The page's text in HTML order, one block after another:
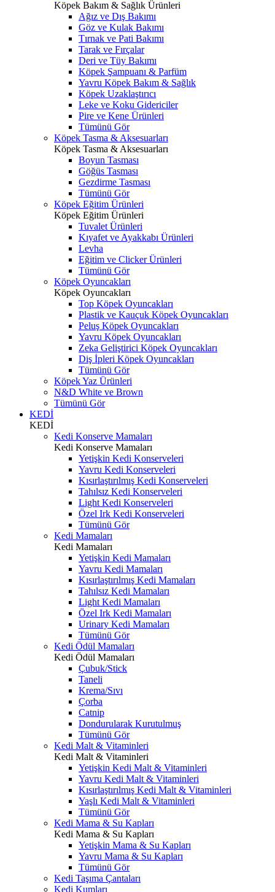
Köpek Bakım & Sağlık Ürünleri
Ağız ve Dış Bakımı
Göz ve Kulak Bakımı
Tırnak ve Pati Bakımı
Tarak ve Fırçalar
Deri ve Tüy Bakımı
Köpek Şampuanı & Parfüm
Yavru Köpek Bakım & Sağlık
Köpek Uzaklaştırıcı
Leke ve Koku Gidericiler
Pire ve Kene Ürünleri
Tümünü Gör
Köpek Tasma & Aksesuarları
Köpek Tasma & Aksesuarları
Boyun Tasması
Göğüs Tasması
Gezdirme Tasması
Tümünü Gör
Köpek Eğitim Ürünleri
Köpek Eğitim Ürünleri
Tuvalet Ürünleri
Kıyafet ve Ayakkabı Ürünleri
Levha
Eğitim ve Clicker Ürünleri
Tümünü Gör
Köpek Oyuncakları
Köpek Oyuncakları
Top Köpek Oyuncakları
Plastik ve Kauçuk Köpek Oyuncakları
Peluş Köpek Oyuncakları
Yavru Köpek Oyuncakları
Zeka Geliştirici Köpek Oyuncakları
Diş İpleri Köpek Oyuncakları
Tümünü Gör
Köpek Yaz Ürünleri
N&D White ve Brown
Tümünü Gör
KEDİ
KEDİ
Kedi Konserve Mamaları
Kedi Konserve Mamaları
Yetişkin Kedi Konserveleri
Yavru Kedi Konserveleri
Kısırlaştırılmış Kedi Konserveleri
Tahılsız Kedi Konserveleri
Light Kedi Konserveleri
Özel Irk Kedi Konserveleri
Tümünü Gör
Kedi Mamaları
Kedi Mamaları
Yetişkin Kedi Mamaları
Yavru Kedi Mamaları
Kısırlaştırılmış Kedi Mamaları
Tahılsız Kedi Mamaları
Light Kedi Mamaları
Özel Irk Kedi Mamaları
Urinary Kedi Mamaları
Tümünü Gör
Kedi Ödül Mamaları
Kedi Ödül Mamaları
Çubuk/Stick
Taneli
Krema/Sıvı
Çorba
Catnip
Dondurularak Kurutulmuş
Tümünü Gör
Kedi Malt & Vitaminleri
Kedi Malt & Vitaminleri
Yetişkin Kedi Malt & Vitaminleri
Yavru Kedi Malt & Vitaminleri
Kısırlaştırılmış Kedi Malt & Vitaminleri
Yaşlı Kedi Malt & Vitaminleri
Tümünü Gör
Kedi Mama & Su Kapları
Kedi Mama & Su Kapları
Yetişkin Mama & Su Kapları
Yavru Mama & Su Kapları
Tümünü Gör
Kedi Taşıma Çantaları
Kedi Kumları